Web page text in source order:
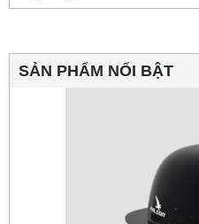
SẢN PHẨM NỔI BẬT